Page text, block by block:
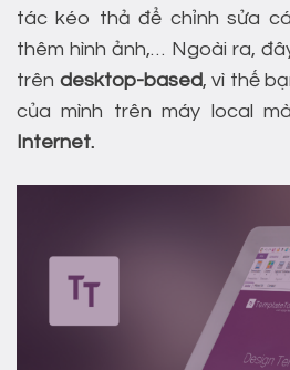
tác kéo thả để chỉnh sửa
thêm hình ảnh,… Ngoài ra,
trên desktop-based, vì thế
của mình trên máy local
Internet.